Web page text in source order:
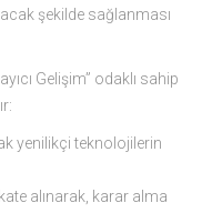
şekilde sağlanması
Gelişim” odaklı sahip
yenilikçi teknolojilerin
alınarak, karar alma